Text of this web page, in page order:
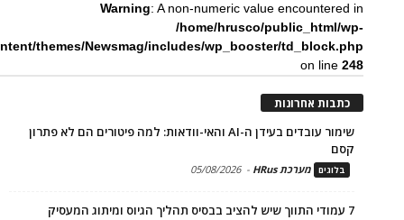
Warning: A non-numeric value encountered in
/home/hrusco/public_html/wp-
themes/Newsmag/includes/wp_booster/td_block.php
on line248
כתבות אחרונות
שימור עובדים בעידן ה-AI והאי-וודאות: למה פיטורים הם לא פתרון
קסם
בלוגים מערכת HRus -
05/08/2026
7 עמודי התווך שיש להציב בבסיס תהליך הגיוס ומיתוג המעסיק